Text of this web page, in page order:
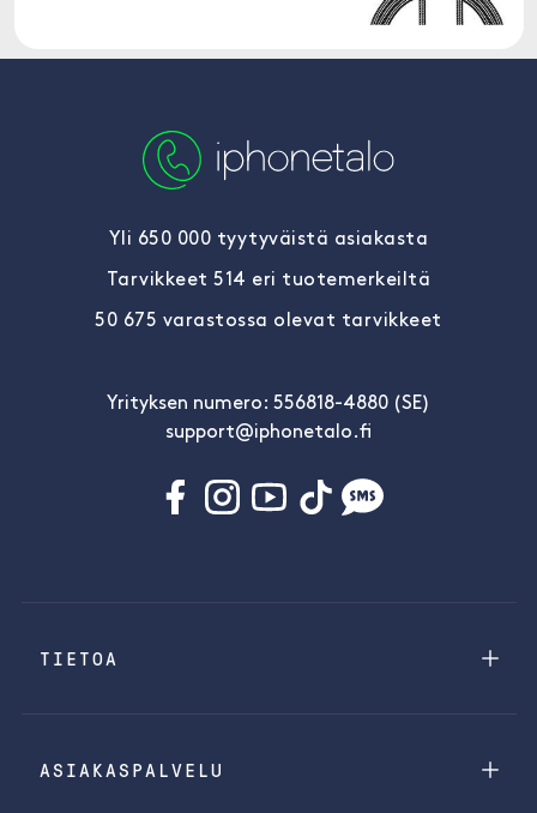
Yli 650 000 tyytyväistä asiakasta
Tarvikkeet 514 eri tuotemerkeiltä
50 675 varastossa olevat tarvikkeet
Yrityksen numero: 556818-4880 (SE)
support@iphonetalo.fi
TIETOA
ASIAKASPALVELU